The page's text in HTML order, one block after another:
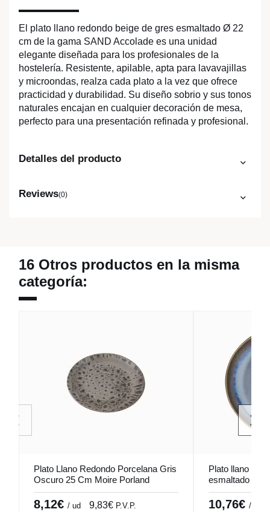
El plato llano redondo beige de gres esmaltado Ø 22
cm de la gama SAND Accolade es una unidad
elegante diseñada para los profesionales de la
hostelería. Resistente, apilable, apta para lavavajillas
y microondas, realza cada plato a la vez que ofrece
practicidad y durabilidad. Su diseño sobrio y sus tonos
naturales encajan en cualquier decoración de mesa,
perfecto para una presentación refinada y profesional.
Detalles del producto
Reviews(0)
16 Otros productos en la misma
categoría:
Plato Llano Redondo Porcelana Gris
Oscuro 25 Cm Moire Porland
8,12€ / ud 9,83€ P.V.P.
Plato llano
esmaltado Ø
Pro.mundi
10,76€ / ud